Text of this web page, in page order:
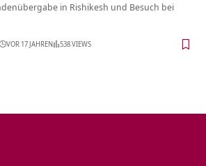
in Rishikesh und Besuch bei
VOR 17 JAHREN 538 VIEWS